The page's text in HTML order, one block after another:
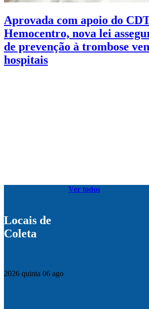
Aprovada com apoio do
Hemocentro, nova lei
de prevenção à trombose
hospitais
Locais de
Coleta
Ver todos
2026 quinta 06 ago